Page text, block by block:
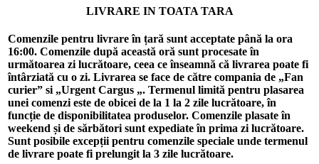
LIVRARE IN TOATA TARA
Comenzile pentru livrare în țară sunt acceptate până la ora
16:00. Comenzile după această oră sunt procesate în
următoarea zi lucrătoare, ceea ce înseamnă că livrarea poate fi
întârziată cu o zi. Livrarea se face de către compania de „Fan
curier” si „Urgent Cargus „. Termenul limită pentru plasarea
unei comenzi este de obicei de la 1 la 2 zile lucrătoare, în
funcție de disponibilitatea produselor. Comenzile plasate în
weekend și de sărbători sunt expediate în prima zi lucrătoare.
Sunt posibile excepții pentru comenzile speciale unde termenul
de livrare poate fi prelungit la 3 zile lucrătoare.